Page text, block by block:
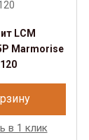
LCM
Marmorise
в 1 клик